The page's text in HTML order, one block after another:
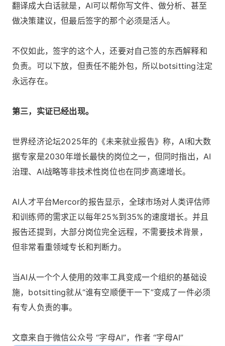
翻译成大白话就是，AI可以帮你写文件、做分析、甚至
做决策建议，但最后签字的那个必须是活人。
不仅如此，签字的这个人，还要对自己签的东西解释和
负责。可以下放，但责任不能外包，所以botsitting注定
永远存在。
第三，实证已经出现。
世界经济论坛2025年的《未来就业报告》称，AI和大数
据专家是2030年增长最快的岗位之一，但同时指出，AI
治理、AI战略等非技术性岗位也在同步高速增长。
AI人才平台Mercor的报告显示，全球市场对人类评估师
和训练师的需求正以每年25%到35%的速度增长。并且
报告还提到，大部分岗位完全远程，不需要技术背景，
但非常看重领域专长和判断力。
当AI从一个个人使用的效率工具变成一个组织的基础设
施，botsitting就从“谁有空顺便干一下”变成了一件必须
有专人负责的事。
文章来自于微信公众号 “字母AI”，作者 “字母AI”